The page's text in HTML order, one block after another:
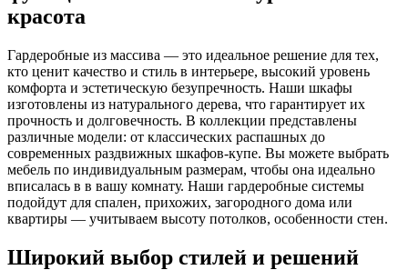
красота
Гардеробные из массива — это идеальное решение для тех,
кто ценит качество и стиль в интерьере, высокий уровень
комфорта и эстетическую безупречность. Наши шкафы
изготовлены из натурального дерева, что гарантирует их
прочность и долговечность. В коллекции представлены
различные модели: от классических распашных до
современных раздвижных шкафов-купе. Вы можете выбрать
мебель по индивидуальным размерам, чтобы она идеально
вписалась в в вашу комнату. Наши гардеробные системы
подойдут для спален, прихожих, загородного дома или
квартиры — учитываем высоту потолков, особенности стен.
Широкий выбор стилей и решений